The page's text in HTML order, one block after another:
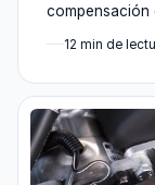
compensación
12 min de